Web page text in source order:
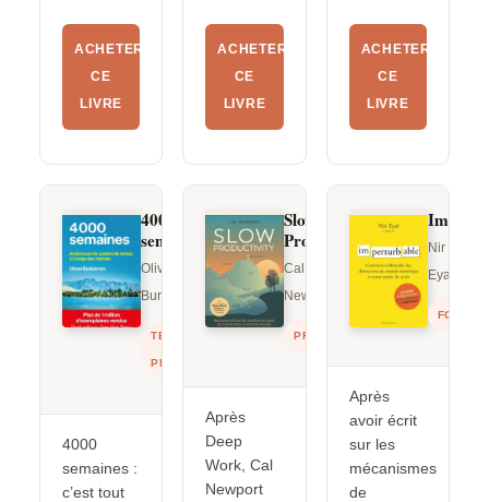
ACHETER
CE
LIVRE
ACHETER
CE
LIVRE
ACHETER
CE
LIVRE
4000
semaines
Oliver
Burkeman
TEMPS &
PRIORITÉS
4000
semaines :
c’est tout
Slow
Productivity
Cal
Newport
PRODUCTIVITÉ
Après
Deep
Work, Cal
Newport
Nir
Eyal
FOCUS
Après
avoir écrit
sur les
mécanismes
de